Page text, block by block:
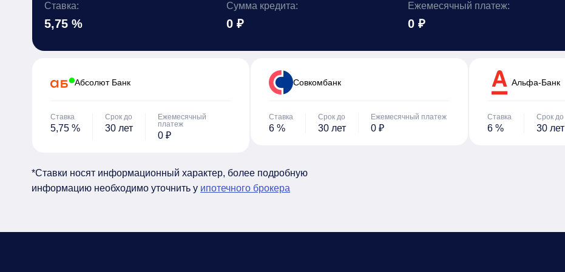
Ставка:
5,75 %
Сумма кредита:
0 ₽
Ежемесячный платеж:
0 ₽
Абсолют Банк
Ставка
5,75 %
Срок до
30 лет
Ежемесячный
платеж
0 ₽
Cовкомбанк
Ставка
6 %
Срок до
30 лет
Ежемесячный платеж
0 ₽
Альфа-Банк
Ставка
6 %
Срок до
30 лет
*Ставки носят информационный характер, более подробную
информацию необходимо уточнить у ипотечного брокера